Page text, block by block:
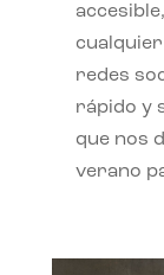
redes
rápido y
que nos
verano